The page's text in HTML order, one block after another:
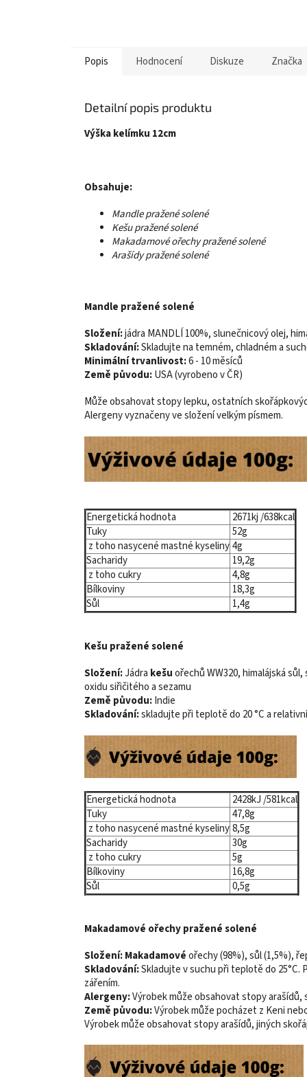
Popis Hodnocení Diskuze Značka
Detailní popis produktu
Výška kelímku 12cm
Obsahuje:
Mandle pražené solené
Kešu pražené solené
Makadamové ořechy pražené solené
Arašídy pražené solené
Mandle pražené solené
Složení:jádra MANDLÍ 100%, slunečnicový olej,
Skladování:Skladujte na temném, chladném a
Minimální trvanlivost:6 - 10 měsíců
Země původu:USA (vyrobeno v ČR)
Může obsahovat stopy lepku, ostatních
Alergeny vyznačeny ve složení velkým písmem.
Energetická hodnota
2671kj /638kcal
Tuky
52g
z toho nasycené mastné kyseliny4g
Sacharidy
19,2g
z toho cukry
4,8g
Bílkoviny
18,3g
Sůl
1,4g
Kešu pražené solené
Složení:Jádra kešuořechů WW320, himalájská
oxidu siřičitého a sezamu
Země původu:Indie
Skladování:skladujte při teplotě do 20 °C a
Energetická hodnota
2428kJ /581kcal
Tuky
47,8g
z toho nasycené mastné kyseliny8,5g
Sacharidy
30g
z toho cukry
5g
Bílkoviny
16,8g
Sůl
0,5g
Makadamové ořechy pražené solené
Složení:Makadamovéořechy (98%), sůl (1,5%),
Skladování:Skladujte v suchu při teplotě do
zářením.
Alergeny:Výrobek může obsahovat stopy
Země původu:Výrobek může pocházet z Keni
Výrobek může obsahovat stopy arašídů, jiných